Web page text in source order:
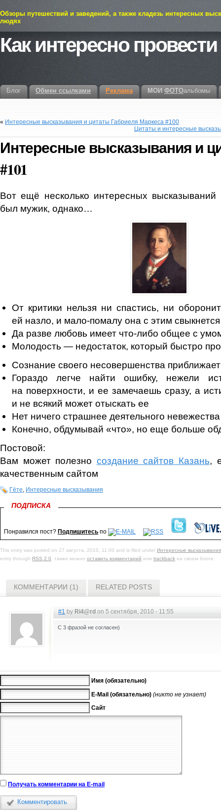
Обзоры путешествий и заведений, а также кладезь интересных
людях
Как интересно
Блог Обмен ссылками Реклама МОИ ФОТОальбомы
« Интересные высказывания и цитаты Габриеля Маркеса #100
Цитаты и интересные
Интересные высказывания и
#101
Вот ещё несколько интересных
был мужик, однако…
От критики нельзя ни спастись, ни
ей назло, и мало-помалу она с этим свыкнется
Да разве любовь имеет что-либо общее с
Молодость — недостаток, который быстро
Сознание своего несовершенства
Гораздо легче найти ошибку, нежели
на поверхности, и ее замечаешь сразу, а
и не всякий может отыскать ее
Нет ничего страшнее деятельного невежества
Конечно, обдумывай «что», но еще больше
Постовой:
Вам может полезно создание сайтов Казань,
качественным сайтом
Гёте, Интересные высказывания
ПОДПИСКА
Понравился пост? Подпишитесь по
This entry was posted on 27 августа, 2010, 11:00 and is filed under Интересные высказывания
entry through RSS 2.0. также можно оставить комментарий или trackback на своем блоге.
КОММЕНТАРИИ (1) RELATED POSTS
#1 by Ri4@rd on 5 сентября, 2010 - 11:55
С 3 фразой не согласен)
Имя (обязательно)
E-Mail (обязательно) (никто не узнает)
Сайт
Получать комментарии на E-mail
Комментировать